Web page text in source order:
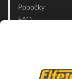
Pobočky
FAQ